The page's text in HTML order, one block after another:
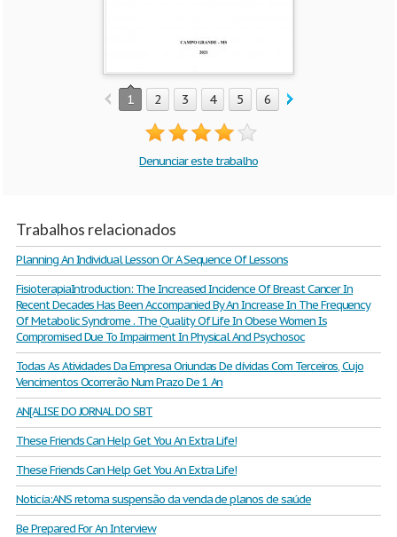
1 2 3 4 5 6
Denunciar este trabalho
Trabalhos relacionados
Planning An Individual Lesson Or A Sequence Of Lessons
FisioterapiaIntroduction: The Increased Incidence Of Breast Cancer In
Recent Decades Has Been Accompanied By An Increase In The Frequency
Of Metabolic Syndrome . The Quality Of Life In Obese Women Is
Compromised Due To Impairment In Physical And Psychosoc
Todas As Atividades Da Empresa Oriundas De dívidas Com Terceiros, Cujo
Vencimentos Ocorrerão Num Prazo De 1 An
AN[ALISE DO JORNAL DO SBT
These Friends Can Help Get You An Extra Life!
These Friends Can Help Get You An Extra Life!
Noticía:ANS retoma suspensão da venda de planos de saúde
Be Prepared For An Interview